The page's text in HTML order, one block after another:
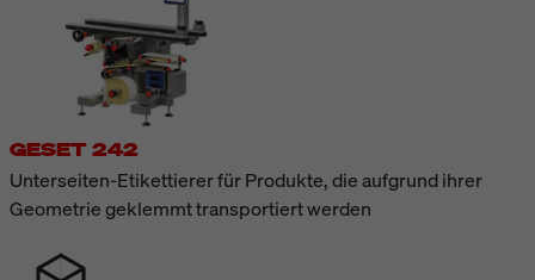
GESET 242
Unterseiten-Etikettierer für Produkte, die aufgrund ihrer
Geometrie geklemmt transportiert werden